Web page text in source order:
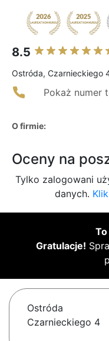
8.5
Ostróda, Czarnieckiego
Pokaż numer
O firmie:
Oceny na
Tylko zalogowani
danych.
Gratulacje!
Ostróda
Czarnieckiego 4